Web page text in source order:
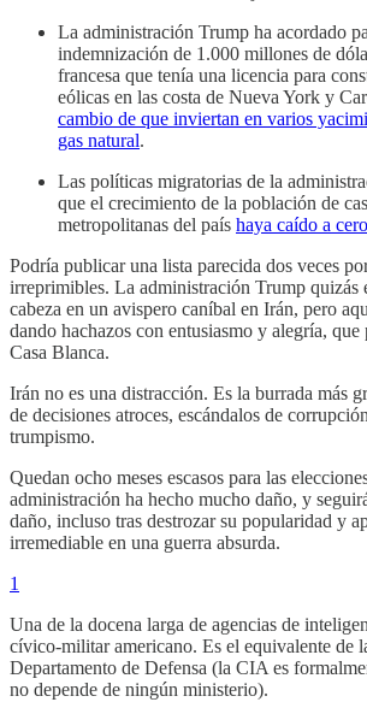
La administración Trump ha acordado
indemnización de 1.000 millones de
francesa que tenía una licencia para
eólicas en las costa de Nueva York y
cambio de que inviertan en varios
gas natural.
Las políticas migratorias de la
que el crecimiento de la población de
metropolitanas del país haya caído a cero
Podría publicar una lista parecida dos veces
irreprimibles. La administración Trump quizás
cabeza en un avispero caníbal en Irán, pero
dando hachazos con entusiasmo y alegría, que
Casa Blanca.
Irán no es una distracción. Es la burrada más
de decisiones atroces, escándalos de
trumpismo.
Quedan ocho meses escasos para las
administración ha hecho mucho daño, y
daño, incluso tras destrozar su popularidad y
irremediable en una guerra absurda.
1
Una de la docena larga de agencias de
cívico-militar americano. Es el equivalente de
Departamento de Defensa (la CIA es
no depende de ningún ministerio).